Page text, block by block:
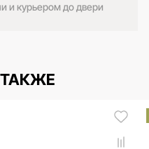
и курьером до двери